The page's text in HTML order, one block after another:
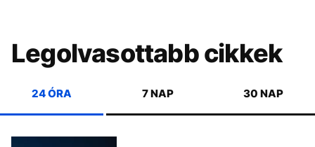
Legolvasottabb cikkek
24 ÓRA 7 NAP 30 NAP